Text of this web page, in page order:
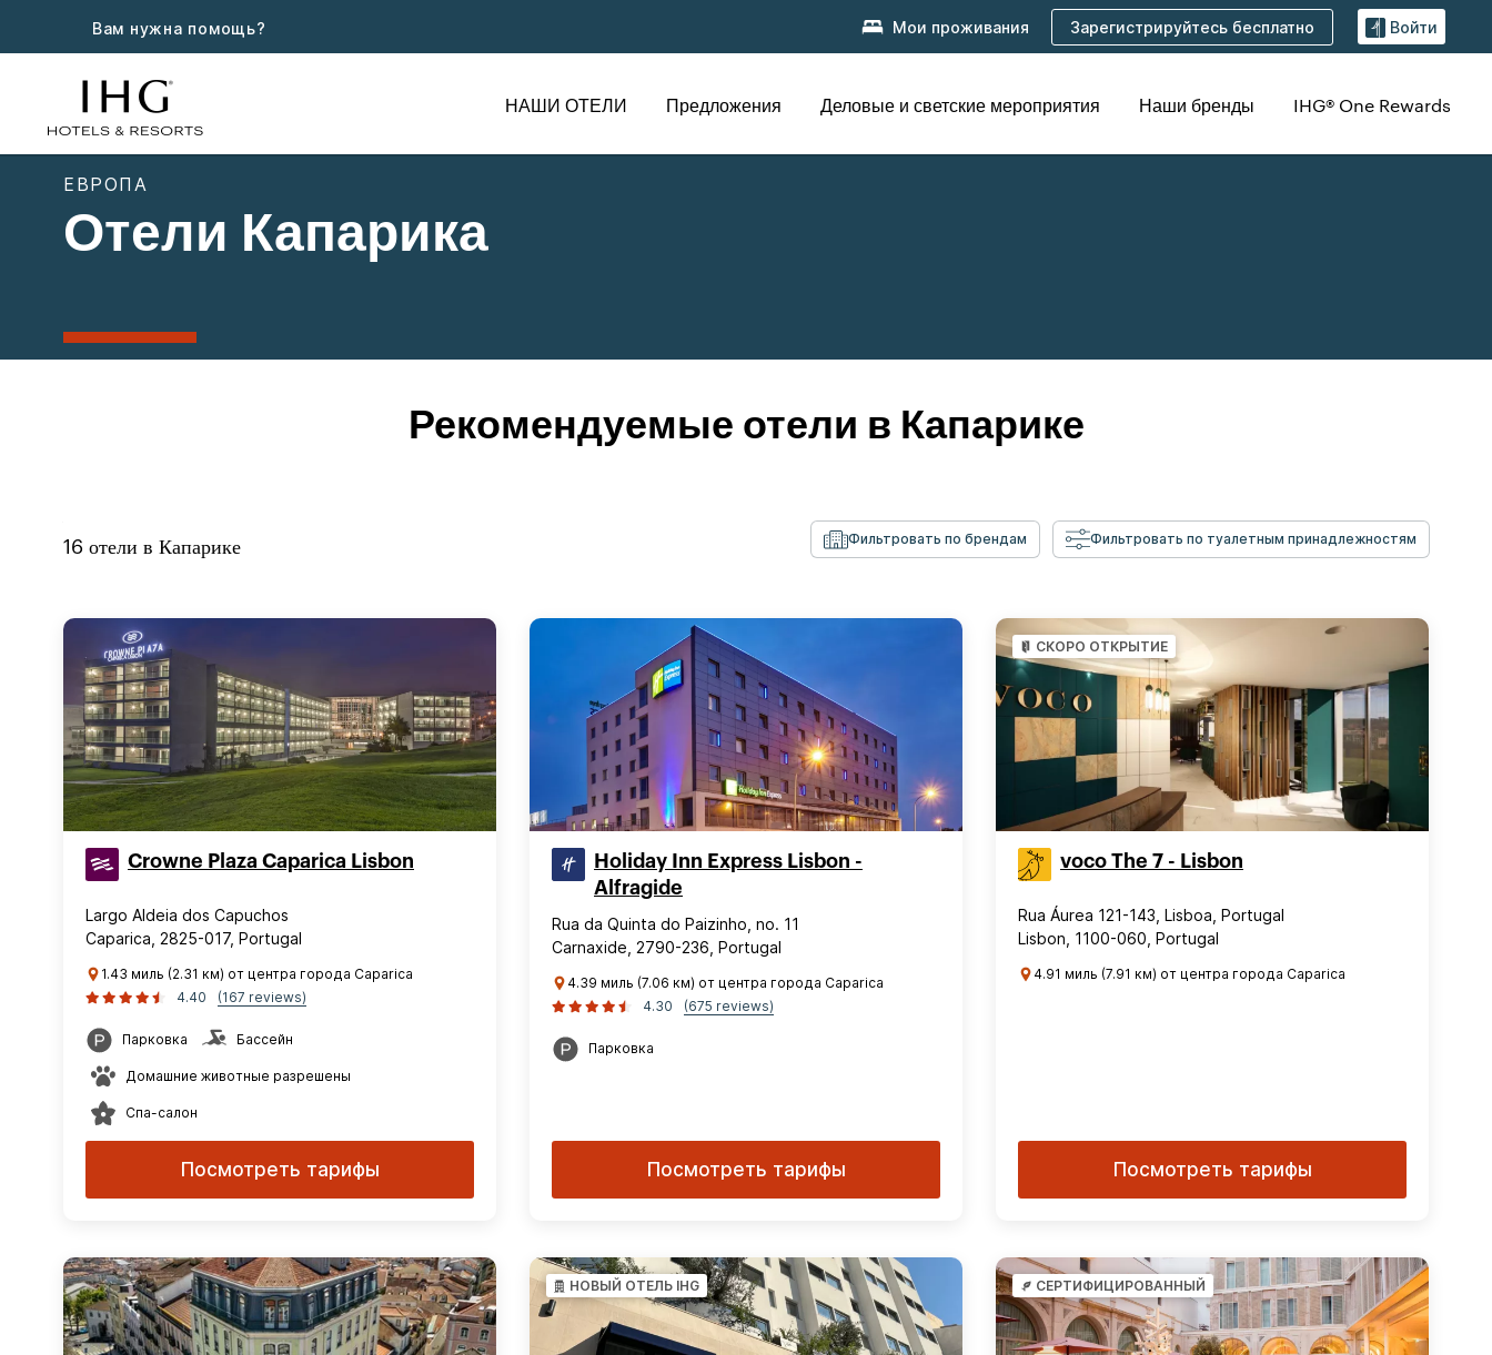
Вам нужна помощь? Мои проживания Зарегистрируйтесь бесплатно Войти
НАШИ ОТЕЛИ Предложения Деловые и светские мероприятия Наши бренды IHG® One Rewards
ЕВРОПА
Отели Капарика
Рекомендуемые отели в Капарике
16 отели в Капарике Фильтровать по брендам Фильтровать по туалетным принадлежностям
Crowne Plaza Caparica Lisbon
Largo Aldeia dos Capuchos
Caparica, 2825-017, Portugal
1.43 миль (2.31 км) от центра города Caparica
4.40
(167 reviews)
Парковка Бассейн
Домашние животные разрешены
Спа-салон
Посмотреть тарифы
Holiday Inn Express Lisbon -
Alfragide
Rua da Quinta do Paizinho, no. 11
Carnaxide, 2790-236, Portugal
4.39 миль (7.06 км) от центра города Caparica
4.30
(675 reviews)
Парковка
Посмотреть тарифы
СКОРО ОТКРЫТИЕ
voco The 7 - Lisbon
Rua Áurea 121-143, Lisboa, Portugal
Lisbon, 1100-060, Portugal
4.91 миль (7.91 км) от центра города Caparica
Посмотреть тарифы
НОВЫЙ ОТЕЛЬ IHG СЕРТИФИЦИРОВАННЫЙ